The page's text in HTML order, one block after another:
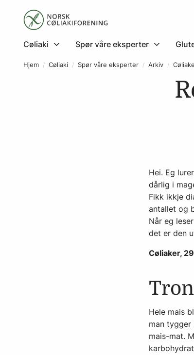
Cøliaki Spør våre eksperter
Hjem Cøliaki Spør våre eksperter Arkiv
Hei. Eg
dårlig i
Fikk ikkje
antallet og
Når eg
det er den
Cøliaker,
Hele mais
man
mais-mat.